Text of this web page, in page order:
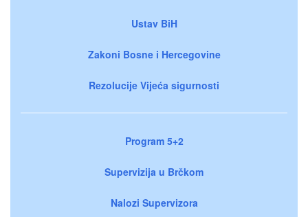
Ustav BiH
Zakoni Bosne i Hercegovine
Rezolucije Vijeća sigurnosti
Program 5+2
Supervizija u Brčkom
Nalozi Supervizora